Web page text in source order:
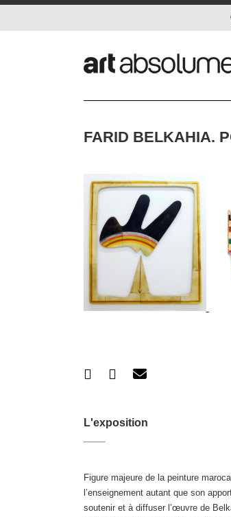
FARID BELKAHIA.
L'exposition
Figure majeure de la peinture
l’enseignement autant que son
soutenir et à diffuser l’œuvre de